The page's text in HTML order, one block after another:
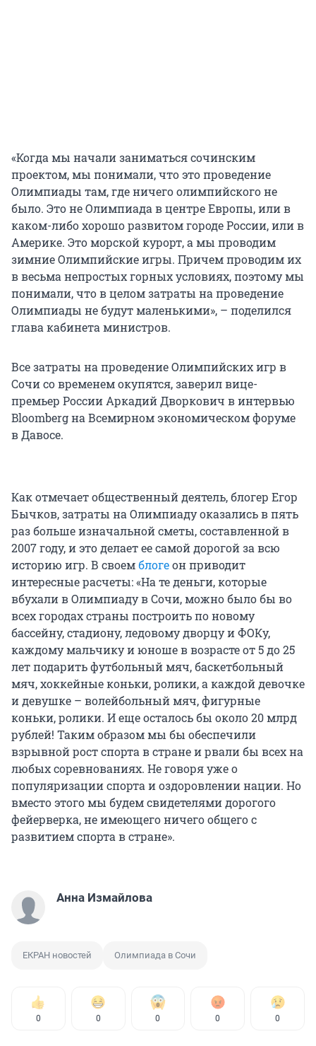
«Когда мы начали заниматься сочинским
проектом, мы понимали, что это проведение
Олимпиады там, где ничего олимпийского не
было. Это не Олимпиада в центре Европы, или в
каком-либо хорошо развитом городе России, или в
Америке. Это морской курорт, а мы проводим
зимние Олимпийские игры. Причем проводим их
в весьма непростых горных условиях, поэтому мы
понимали, что в целом затраты на проведение
Олимпиады не будут маленькими», – поделился
глава кабинета министров.
Все затраты на проведение Олимпийских игр в
Сочи со временем окупятся, заверил вице-
премьер России Аркадий Дворкович в интервью
Bloomberg на Всемирном экономическом форуме
в Давосе.
Как отмечает общественный деятель, блогер Егор
Бычков, затраты на Олимпиаду оказались в пять
раз больше изначальной сметы, составленной в
2007 году, и это делает ее самой дорогой за всю
историю игр. В своемблогеон приводит
интересные расчеты: «На те деньги, которые
вбухали в Олимпиаду в Сочи, можно было бы во
всех городах страны построить по новому
бассейну, стадиону, ледовому дворцу и ФОКу,
каждому мальчику и юноше в возрасте от 5 до 25
лет подарить футбольный мяч, баскетбольный
мяч, хоккейные коньки, ролики, а каждой девочке
и девушке – волейбольный мяч, фигурные
коньки, ролики. И еще осталось бы около 20 млрд
рублей! Таким образом мы бы обеспечили
взрывной рост спорта в стране и рвали бы всех на
любых соревнованиях. Не говоря уже о
популяризации спорта и оздоровлении нации. Но
вместо этого мы будем свидетелями дорогого
фейерверка, не имеющего ничего общего с
развитием спорта в стране».
Анна Измайлова
ЕКРАН новостей Олимпиада в Сочи
0 0 0 0 0